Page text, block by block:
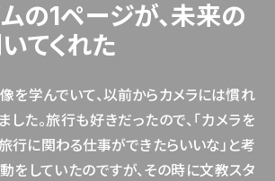
の1ページが、未来の
てくれた
を学んでいて、以前からカメラには慣れ
した。旅行も好きだったので、「カメラを
行に関わる仕事ができたらいいな」と考
をしていたのですが、その時に文教スタ